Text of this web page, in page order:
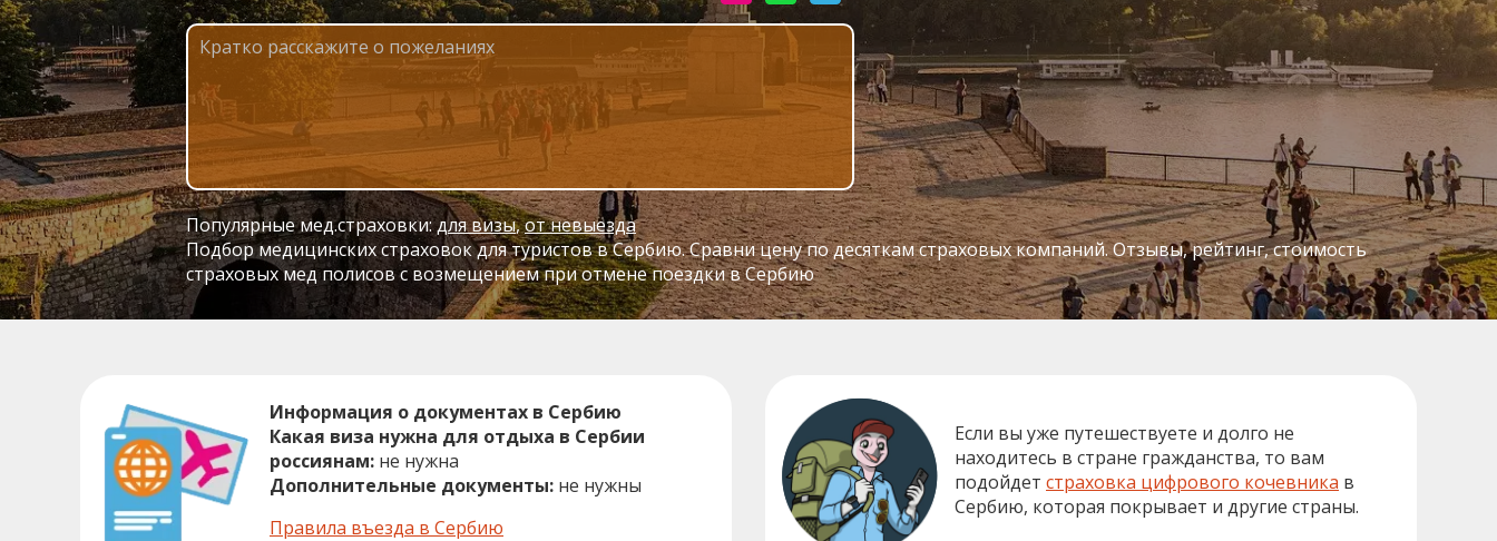
Популярные мед.страховки:для визы,от невыезда
Подбор медицинских страховок для туристов в Сербию. Сравни цену по десяткам страховых компаний. Отзывы, рейтинг, стоимость
страховых мед полисов с возмещением при отмене поездки в Сербию
Информация о документах в Сербию
Какая виза нужна для отдыха в Сербии
россиянам: не нужна
Дополнительные документы: не нужны
Правила въезда в Сербию
Если вы уже путешествуете и долго не
находитесь в стране гражданства, то вам
подойдет страховка цифрового кочевника в
Сербию, которая покрывает и другие страны.